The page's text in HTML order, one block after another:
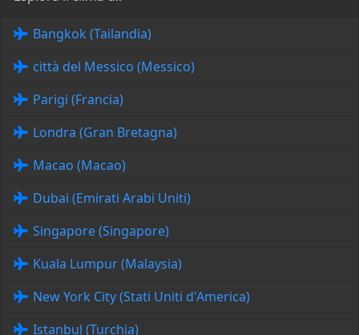
Bangkok (Tailandia)
città del Messico (Messico)
Parigi (Francia)
Londra (Gran Bretagna)
Macao (Macao)
Dubai (Emirati Arabi Uniti)
Singapore (Singapore)
Kuala Lumpur (Malaysia)
New York City (Stati Uniti d'America)
Istanbul (Turchia)